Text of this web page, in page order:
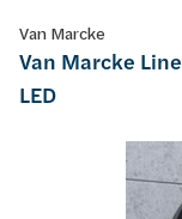
Van Marcke
Van Marcke
LED